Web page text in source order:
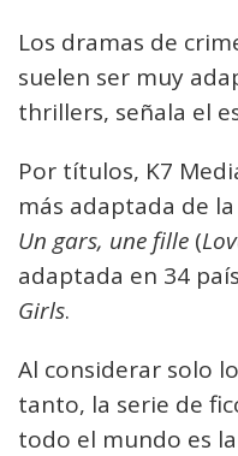
Los dramas de
suelen ser muy
thrillers, señala el
Por títulos, K7
más adaptada de
Un gars, une fille (
adaptada en 34
Girls.
Al considerar solo
tanto, la serie de
todo el mundo es